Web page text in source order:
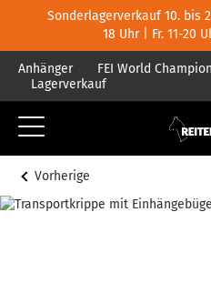
Sonderlagerverkauf 10. bis
18 Uhr | Fr. 11-20
Anhänger FEI World
Lagerverkauf
Vorherige